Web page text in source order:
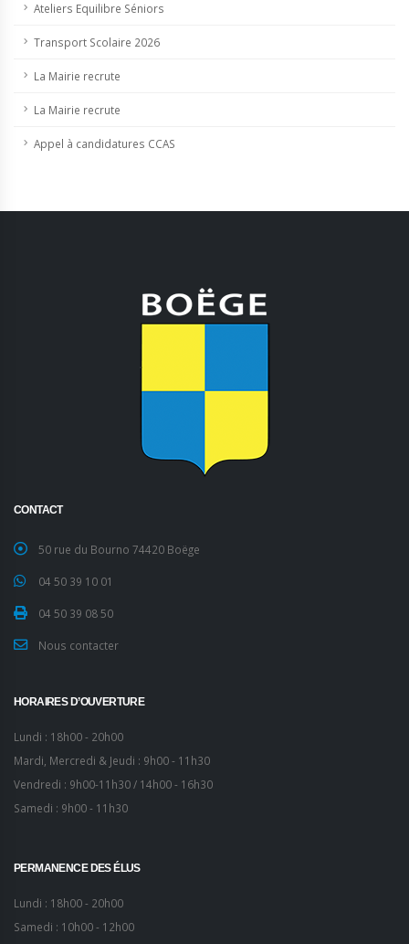
Ateliers Equilibre Séniors
Transport Scolaire 2026
La Mairie recrute
La Mairie recrute
Appel à candidatures CCAS
CONTACT
50 rue du Bourno 74420 Boëge
04 50 39 10 01
04 50 39 08 50
Nous contacter
HORAIRES D’OUVERTURE
Lundi : 18h00 - 20h00
Mardi, Mercredi & Jeudi : 9h00 - 11h30
Vendredi : 9h00-11h30 / 14h00 - 16h30
Samedi : 9h00 - 11h30
PERMANENCE DES ÉLUS
Lundi : 18h00 - 20h00
Samedi : 10h00 - 12h00